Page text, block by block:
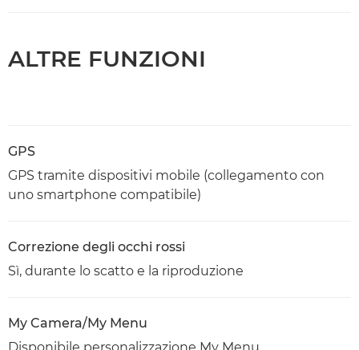
ALTRE FUNZIONI
GPS
GPS tramite dispositivi mobile (collegamento con
uno smartphone compatibile)
Correzione degli occhi rossi
Sì, durante lo scatto e la riproduzione
My Camera/My Menu
Disponibile personalizzazione My Menu